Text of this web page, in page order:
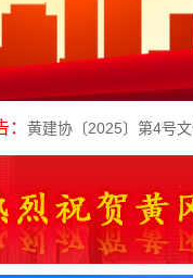
黄建协〔2026〕4号文件